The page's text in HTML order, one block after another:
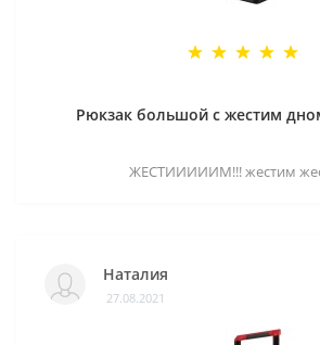
Рюкзак большой с жестим
ЖЕСТИИИИИМ!!! жестим
Наталия
27.08.2021